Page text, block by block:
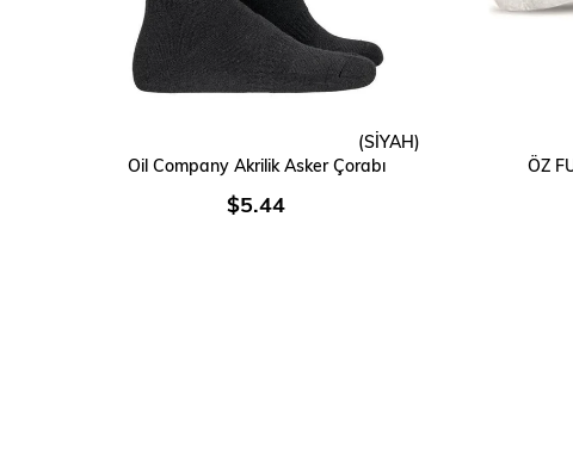
SEPETE EKLE
Oil Company Akrilik Asker Çorabı
(SİYAH)
$5.44
ÖZ